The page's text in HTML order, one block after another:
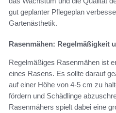
gut geplanter Pflegeplan
Gartenästhetik.
Rasenmähen: Regelmäßigkeit
Regelmäßiges Rasenmähen ist
eines Rasens. Es sollte darauf
auf einer Höhe von 4-5 cm zu
fördern und Schädlinge
Rasenmähers spielt dabei eine